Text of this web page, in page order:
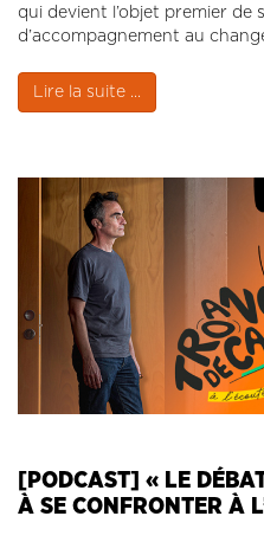
qui devient l’objet premier de
d’accompagnement au
Lire la suite ...
[PODCAST] « LE
À SE CONFRONTER À